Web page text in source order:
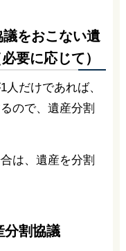
をおこない遺
要に応じて）
だけであれば、
ので、遺産分割
は、遺産を分割
分割協議